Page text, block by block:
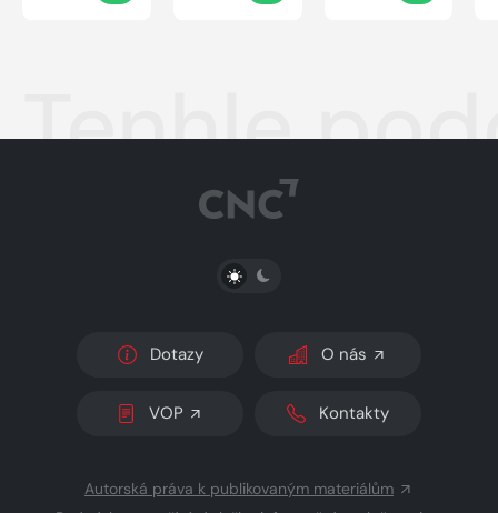
Tenhle
PŘEPNOUT SVĚTLÝ/TMAVÝ REŽIM
Dotazy O nás
VOP Kontakty
Autorská práva k publikovaným materiálům